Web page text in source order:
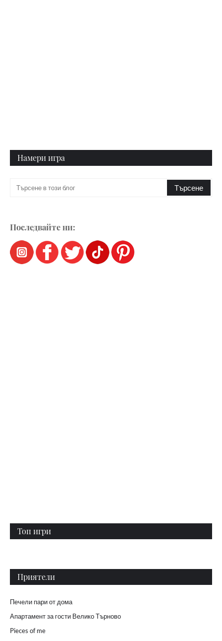
Намери игра
Последвайте ни:
Топ игри
Приятели
Печели пари от дома
Апартамент за гости Велико Търново
Pieces of me